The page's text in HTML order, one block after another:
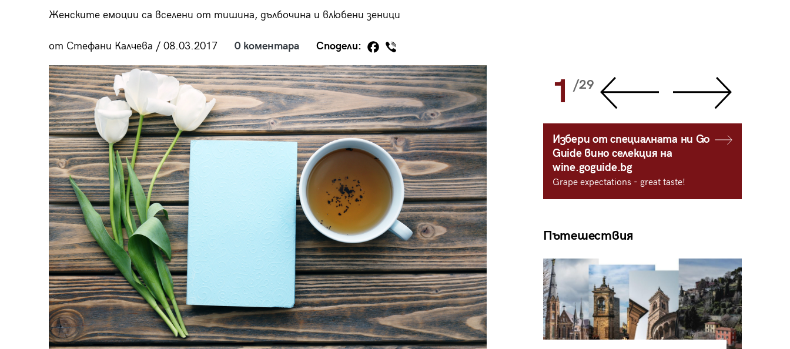
Женските емоции са вселени от тишина, дълбочина и влюбени зеници
от Стефани Калчева / 08.03.2017 0 коментара Сподели:
28/29 29/29 1 /29
Избери от специалната ни Go
Guide вино селекция на
wine.goguide.bg
Grape expectations - great taste!
Пътешествия